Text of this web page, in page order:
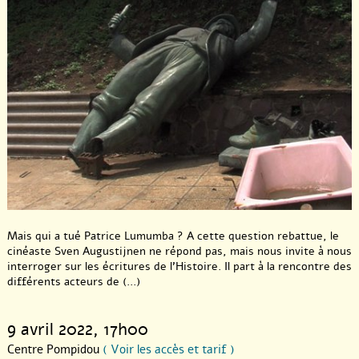
sa sortie comme une métaphore de la fin du franquisme.
—
Carte blanche à Pauline David / LPC, proposée par la
Cinémathèque du documentaire
Mais qui a tué Patrice Lumumba ? A cette question rebattue, le
cinéaste Sven Augustijnen ne répond pas, mais nous invite à nous
interroger sur les écritures de l’Histoire. Il part à la rencontre des
différents acteurs de (...)
9 avril 2022, 17h00
Centre Pompidou ( Voir les accès et tarif )